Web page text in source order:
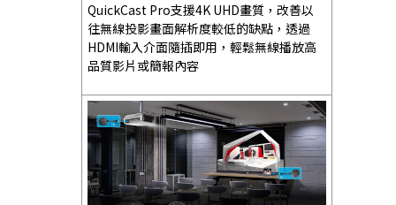
QuickCast Pro支援4K UHD畫質，改善以
往無線投影畫面解析度較低的缺點，透過
HDMI輸入介面隨插即用，輕鬆無線播放高
品質影片或簡報內容